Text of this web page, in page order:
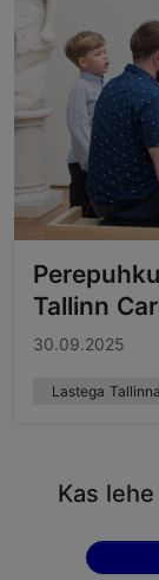
Tallinn
30.09.2025
Lastega
Kas